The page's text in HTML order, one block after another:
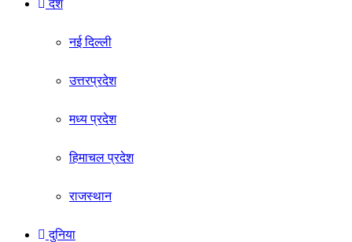
देश
नई दिल्ली
उत्तरप्रदेश
मध्य प्रदेश
हिमाचल प्रदेश
राजस्थान
दुनिया